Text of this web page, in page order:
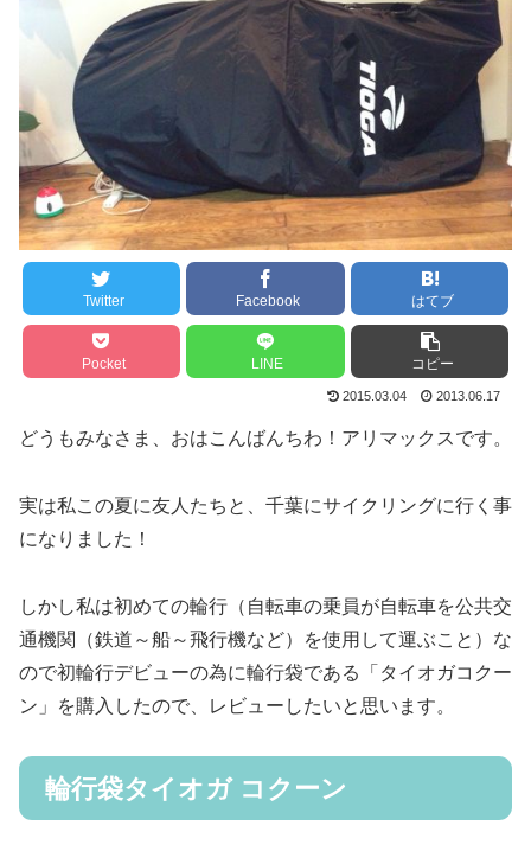
Twitter Facebook はてブ
Pocket LINE コピー
2015.03.04 2013.06.17
どうもみなさま、おはこんばんちわ！アリマックスです。
実は私この夏に友人たちと、千葉にサイクリングに行く事
になりました！
しかし私は初めての輪行（自転車の乗員が自転車を公共交
通機関（鉄道～船～飛行機など）を使用して運ぶこと）な
ので初輪行デビューの為に輪行袋である「タイオガコクー
ン」を購入したので、レビューしたいと思います。
輪行袋タイオガ コクーン